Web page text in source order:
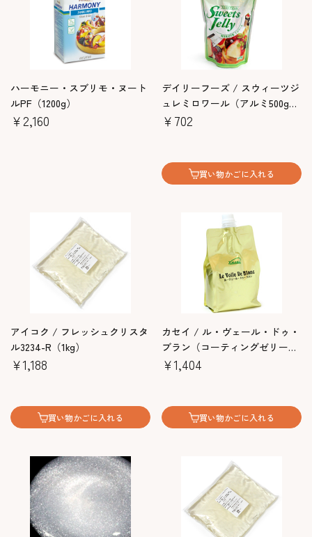
ハーモニー・スブリモ・ヌート
ルPF（1200g）
￥2,160
デイリーフーズ / スウィーツジ
ュレミロワール（アルミ500gキ
ャップ付）
￥702
買い物かごに入れる
アイコク / フレッシュクリスタ
ル3234-R（1kg）
￥1,188
買い物かごに入れる
カセイ / ル・ヴェール・ドゥ・
ブラン（コーティングゼリー・
ホワイト）1kg
￥1,404
買い物かごに入れる